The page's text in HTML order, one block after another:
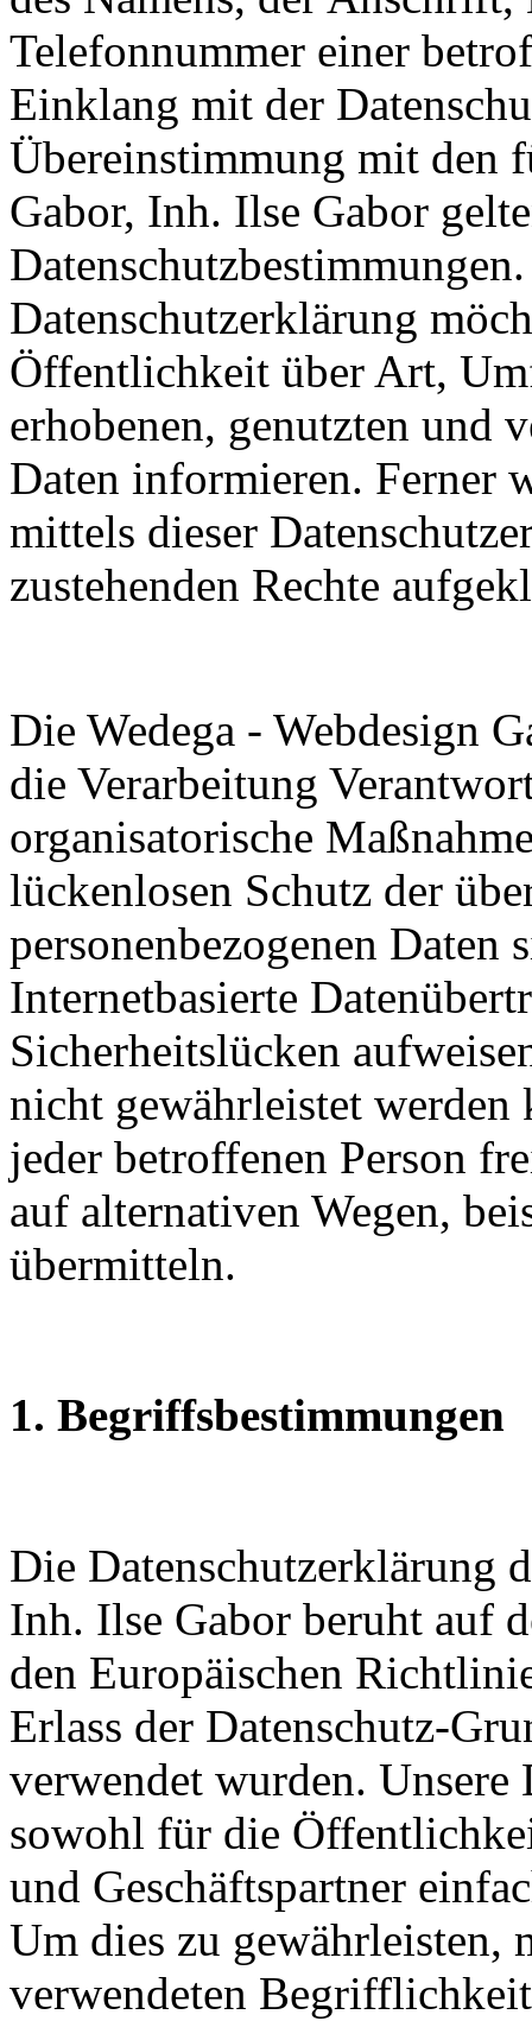
Telefonnummer einer
Einklang mit der
Übereinstimmung mit den
Gabor, Inh. Ilse Gabor
Datenschutzerklärung
Öffentlichkeit über Art,
erhobenen, genutzten und
Daten informieren. Ferner
mittels dieser
zustehenden Rechte
Die Wedega - Webdesign
die Verarbeitung
organisatorische
lückenlosen Schutz der
personenbezogenen Daten
Internetbasierte
Sicherheitslücken
nicht gewährleistet werden
jeder betroffenen Person
auf alternativen Wegen,
übermitteln.
1. Begriffsbestimmungen
Die Datenschutzerklärung
Inh. Ilse Gabor beruht auf
den Europäischen
Erlass der Datenschutz-
verwendet wurden.
sowohl für die
und Geschäftspartner
Um dies zu gewährleisten,
verwendeten